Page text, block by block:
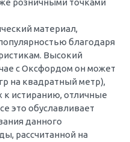
розничными точками
материал,
благодаря
Высокий
с Оксфордом он может
на квадратный метр),
к истиранию, отличные
это обуславливает
данного
рассчитанной на